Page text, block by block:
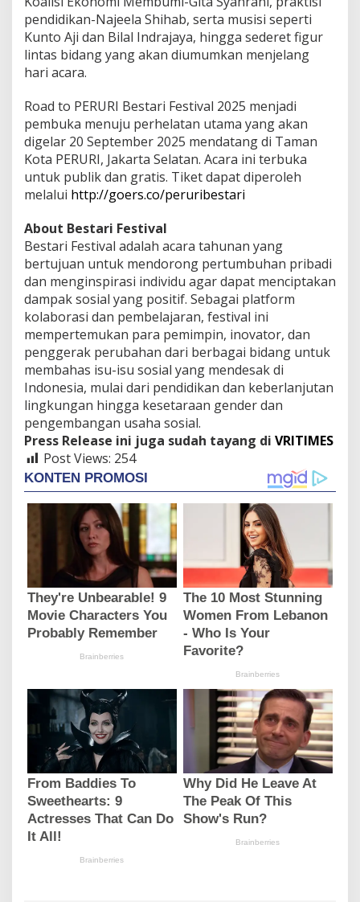
pendidikan-Najeela Shihab, serta musisi seperti
Kunto Aji dan Bilal Indrajaya, hingga sederet figur
lintas bidang yang akan diumumkan menjelang
hari acara.
Road to PERURI Bestari Festival 2025 menjadi
pembuka menuju perhelatan utama yang akan
digelar 20 September 2025 mendatang di Taman
Kota PERURI, Jakarta Selatan. Acara ini terbuka
untuk publik dan gratis. Tiket dapat diperoleh
melalui http://goers.co/peruribestari
About Bestari Festival
Bestari Festival adalah acara tahunan yang
bertujuan untuk mendorong pertumbuhan pribadi
dan menginspirasi individu agar dapat menciptakan
dampak sosial yang positif. Sebagai platform
kolaborasi dan pembelajaran, festival ini
mempertemukan para pemimpin, inovator, dan
penggerak perubahan dari berbagai bidang untuk
membahas isu-isu sosial yang mendesak di
Indonesia, mulai dari pendidikan dan keberlanjutan
lingkungan hingga kesetaraan gender dan
pengembangan usaha sosial.
Press Release ini juga sudah tayang di VRITIMES
Post Views: 254